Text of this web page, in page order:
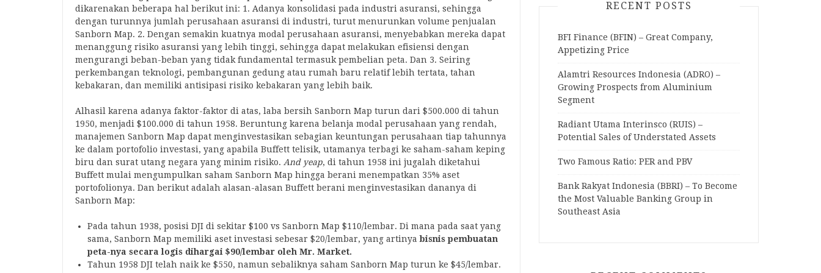
dikarenakan beberapa hal berikut ini: 1. Adanya konsolidasi pada industri asuransi, sehingga
dengan turunnya jumlah perusahaan asuransi di industri, turut menurunkan volume penjualan
Sanborn Map. 2. Dengan semakin kuatnya modal perusahaan asuransi, menyebabkan mereka dapat
menanggung risiko asuransi yang lebih tinggi, sehingga dapat melakukan efisiensi dengan
mengurangi beban-beban yang tidak fundamental termasuk pembelian peta. Dan 3. Seiring
perkembangan teknologi, pembangunan gedung atau rumah baru relatif lebih tertata, tahan
kebakaran, dan memiliki antisipasi risiko kebakaran yang lebih baik.
Alhasil karena adanya faktor-faktor di atas, laba bersih Sanborn Map turun dari $500.000 di tahun
1950, menjadi $100.000 di tahun 1958. Beruntung karena belanja modal perusahaan yang rendah,
manajemen Sanborn Map dapat menginvestasikan sebagian keuntungan perusahaan tiap tahunnya
ke dalam portofolio investasi, yang apabila Buffett telisik, utamanya terbagi ke saham-saham keping
biru dan surat utang negara yang minim risiko. And yeap, di tahun 1958 ini jugalah diketahui
Buffett mulai mengumpulkan saham Sanborn Map hingga berani menempatkan 35% aset
portofolionya. Dan berikut adalah alasan-alasan Buffett berani menginvestasikan dananya di
Sanborn Map:
Pada tahun 1938, posisi DJI di sekitar $100 vs Sanborn Map $110/lembar. Di mana pada saat yang
sama, Sanborn Map memiliki aset investasi sebesar $20/lembar, yang artinyabisnis pembuatan
peta-nya secara logis dihargai $90/lembar oleh Mr. Market.
Tahun 1958 DJI telah naik ke $550, namun sebaliknya saham Sanborn Map turun ke $45/lembar.
RECENT POSTS
BFI Finance (BFIN) – Great Company,
Appetizing Price
Alamtri Resources Indonesia (ADRO) –
Growing Prospects from Aluminium
Segment
Radiant Utama Interinsco (RUIS) –
Potential Sales of Understated Assets
Two Famous Ratio: PER and PBV
Bank Rakyat Indonesia (BBRI) – To Become
the Most Valuable Banking Group in
Southeast Asia